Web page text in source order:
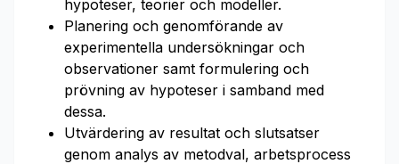
hypoteser, teorier och modeller.
Planering och genomförande av
experimentella undersökningar och
observationer samt formulering och
prövning av hypoteser i samband med
dessa.
Utvärdering av resultat och slutsatser
genom analys av metodval, arbetsprocess